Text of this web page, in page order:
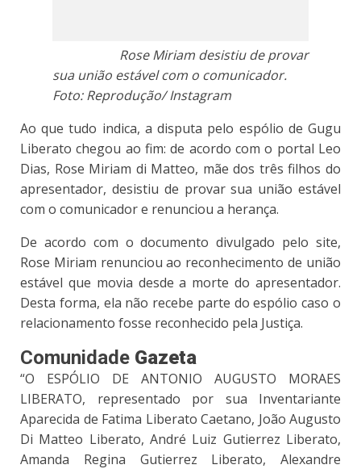
Rose Miriam desistiu de provar
sua união estável com o comunicador.
Foto: Reprodução/ Instagram
Ao que tudo indica, a disputa pelo espólio de Gugu
Liberato chegou ao fim: de acordo com o portal Leo
Dias, Rose Miriam di Matteo, mãe dos três filhos do
apresentador, desistiu de provar sua união estável
com o comunicador e renunciou a herança.
De acordo com o documento divulgado pelo site,
Rose Miriam renunciou ao reconhecimento de união
estável que movia desde a morte do apresentador.
Desta forma, ela não recebe parte do espólio caso o
relacionamento fosse reconhecido pela Justiça.
Comunidade Gazeta
“O ESPÓLIO DE ANTONIO AUGUSTO MORAES
LIBERATO, representado por sua Inventariante
Aparecida de Fatima Liberato Caetano, João Augusto
Di Matteo Liberato, André Luiz Gutierrez Liberato,
Amanda Regina Gutierrez Liberato, Alexandre